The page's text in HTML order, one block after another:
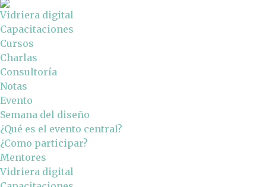
Vidriera digital
Capacitaciones
Cursos
Charlas
Consultoría
Notas
Evento
Semana del diseño
¿Qué es el evento central?
¿Como participar?
Mentores
Vidriera digital